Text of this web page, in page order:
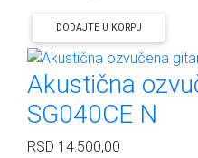
DODAJTE U KORPU
Akustična
SG040CE N
RSD 14.500,00